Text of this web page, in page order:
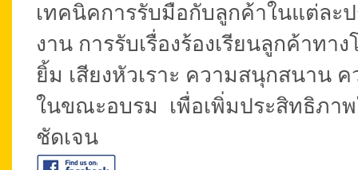
เทคนิคการรับมือกับลูกค้าในแต่ละ
งาน การรับเรื่องร้องเรียนลูกค้าท
ยิ้ม เสียงหัวเราะ ความสนุกสนาน
ในขณะอบรม เพื่อเพิ่มประสิทธิภาพ
ชัดเจน